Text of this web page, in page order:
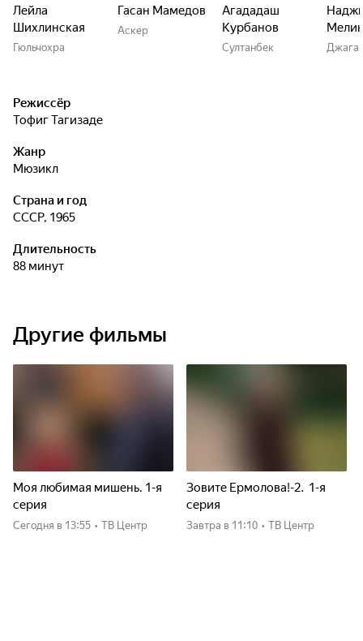
Лейла
Шихлинская
Гюльчохра
Гасан Мамедов
Аскер
Агададаш
Курбанов
Султанбек
Режиссёр
Тофиг Тагизаде
Жанр
мюзикл
Страна и год
СССР, 1965
Длительность
88 минут
Другие фильмы
Моя любимая мишень. 1-я
серия
Сегодня в 13:55 • ТВ Центр
Зовите Ермолова!-2. 1-я
серия
Завтра в 11:10 • ТВ Центр